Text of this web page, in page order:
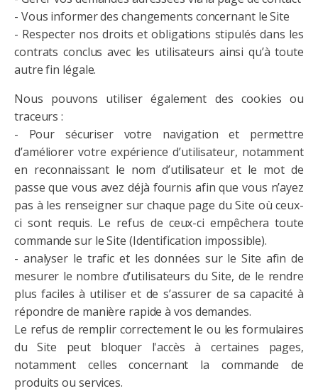
- Vous informer des changements concernant le Site
- Respecter nos droits et obligations stipulés dans les
contrats conclus avec les utilisateurs ainsi qu’à toute
autre fin légale.
Nous pouvons utiliser également des cookies ou
traceurs :
- Pour sécuriser votre navigation et permettre
d’améliorer votre expérience d’utilisateur, notamment
en reconnaissant le nom d’utilisateur et le mot de
passe que vous avez déjà fournis afin que vous n’ayez
pas à les renseigner sur chaque page du Site où ceux-
ci sont requis. Le refus de ceux-ci empêchera toute
commande sur le Site (Identification impossible).
- analyser le trafic et les données sur le Site afin de
mesurer le nombre d’utilisateurs du Site, de le rendre
plus faciles à utiliser et de s’assurer de sa capacité à
répondre de manière rapide à vos demandes.
Le refus de remplir correctement le ou les formulaires
du Site peut bloquer l'accès à certaines pages,
notamment celles concernant la commande de
produits ou services.